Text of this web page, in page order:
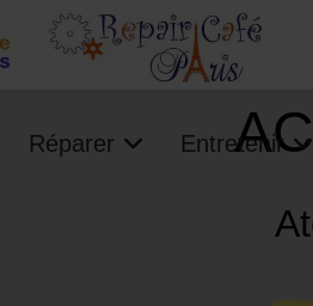
Réparer Entretenir